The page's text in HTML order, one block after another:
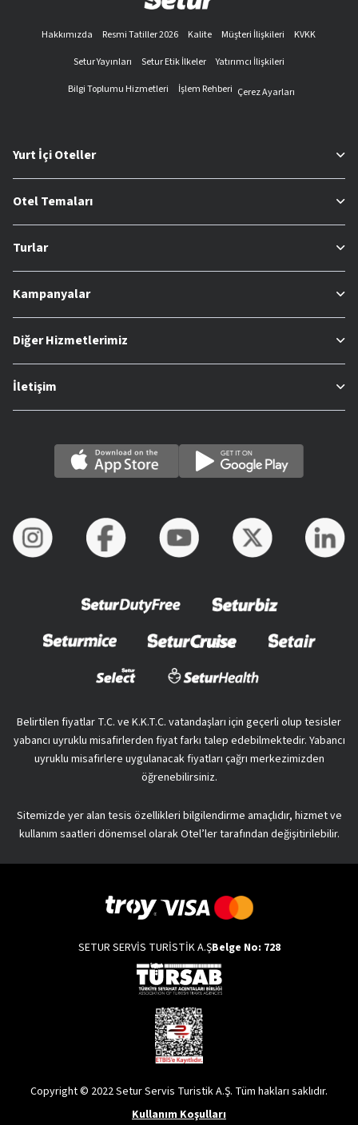
Hakkımızda Resmi Tatiller 2026 Kalite Müşteri İlişkileri
KVKK
Setur Yayınları
Setur Etik İlkeler
Yatırımcı İlişkileri
Bilgi Toplumu Hizmetleri
İşlem Rehberi Çerez Ayarları
Yurt İçi Oteller
Otel Temaları
Turlar
Kampanyalar
Diğer Hizmetlerimiz
İletişim
Belirtilen fiyatlar T.C. ve K.K.T.C. vatandaşları için geçerli olup tesisler
yabancı uyruklu misafirlerden fiyat farkı talep edebilmektedir. Yabancı
uyruklu misafirlere uygulanacak fiyatları çağrı merkezimizden
öğrenebilirsiniz.
Sitemizde yer alan tesis özellikleri bilgilendirme amaçlıdır, hizmet ve
kullanım saatleri dönemsel olarak Otel’ler tarafından değişitirilebilir.
SETUR SERVİS TURİSTİK A.ŞBelge No: 728
Copyright © 2022 Setur Servis Turistik A.Ş. Tüm hakları saklıdır.
Kullanım Koşulları